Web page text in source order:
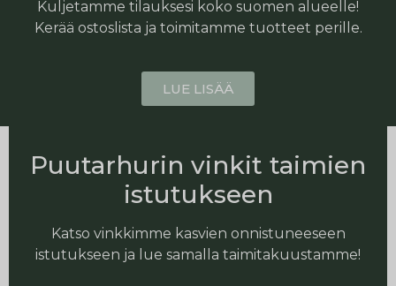
Kuljetamme tilauksesi koko suomen alueelle!
Kerää ostoslista ja toimitamme tuotteet perille.
LUE LISÄÄ
Puutarhurin vinkit taimien
istutukseen
Katso vinkkimme kasvien onnistuneeseen
istutukseen ja lue samalla taimitakuustamme!